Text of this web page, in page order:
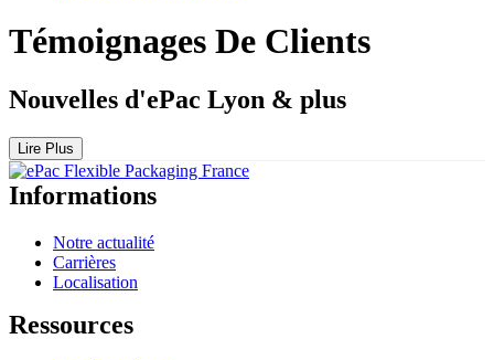
Témoignages De Clients
Nouvelles d'ePac Lyon & plus
Lire Plus
Informations
Notre actualité
Carrières
Localisation
Ressources